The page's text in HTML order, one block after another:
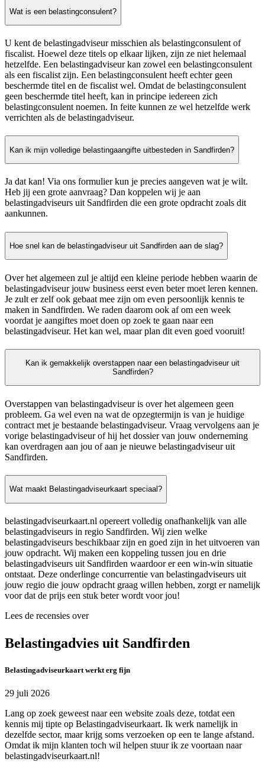
Wat is een belastingconsulent?
U kent de belastingadviseur misschien als belastingconsulent of
fiscalist. Hoewel deze titels op elkaar lijken, zijn ze niet helemaal
hetzelfde. Een belastingadviseur kan zowel een belastingconsulent
als een fiscalist zijn. Een belastingconsulent heeft echter geen
beschermde titel en de fiscalist wel. Omdat de belastingconsulent
geen beschermde titel heeft, kan in principe iedereen zich
belastingconsulent noemen. In feite kunnen ze wel hetzelfde werk
verrichten als de belastingadviseur.
Kan ik mijn volledige belastingaangifte uitbesteden in Sandfirden?
Ja dat kan! Via ons formulier kun je precies aangeven wat je wilt.
Heb jij een grote aanvraag? Dan koppelen wij je aan
belastingadviseurs uit Sandfirden die een grote opdracht zoals dit
aankunnen.
Hoe snel kan de belastingadviseur uit Sandfirden aan de slag?
Over het algemeen zul je altijd een kleine periode hebben waarin de
belastingadviseur jouw business eerst even beter moet leren kennen.
Je zult er zelf ook gebaat mee zijn om even persoonlijk kennis te
maken in Sandfirden. We raden daarom ook af om een week
voordat je aangiftes moet doen op zoek te gaan naar een
belastingadviseur. Het kan wel, maar plan dit even goed vooruit!
Kan ik gemakkelijk overstappen naar een belastingadviseur uit
Sandfirden?
Overstappen van belastingadviseur is over het algemeen geen
probleem. Ga wel even na wat de opzegtermijn is van je huidige
contract met je bestaande belastingadviseur. Vraag vervolgens aan je
vorige belastingadviseur of hij het dossier van jouw onderneming
kan overdragen aan jou of aan je nieuwe belastingadviseur uit
Sandfirden.
Wat maakt Belastingadviseurkaart speciaal?
belastingadviseurkaart.nl opereert volledig onafhankelijk van alle
belastingadviseurs in regio Sandfirden. Wij zien welke
belastingadviseurs beschikbaar zijn en goed zijn in het uitvoeren van
jouw opdracht. Wij maken een koppeling tussen jou en drie
belastingadviseurs uit Sandfirden waardoor er een win-win situatie
ontstaat. Deze onderlinge concurrentie van belastingadviseurs uit
jouw regio die jouw opdracht graag willen hebben, zorgt er namelijk
voor dat de prijs een stuk beter wordt voor jou!
Lees de recensies over
Belastingadvies uit Sandfirden
Belastingadviseurkaart werkt erg fijn
29 juli 2026
Lang op zoek geweest naar een website zoals deze, totdat een
kennis mij tipte op Belastingadviseurkaart. Ik werk namelijk in
dezelfde sector, maar krijg soms verzoeken op een te lange afstand.
Omdat ik mijn klanten toch wil helpen stuur ik ze voortaan naar
belastingadviseurkaart.nl!